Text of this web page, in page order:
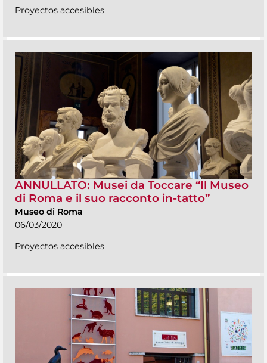
Proyectos accesibles
ANNULLATO: Musei da Toccare “Il Museo
di Roma e il suo racconto in-tatto”
Museo di Roma
06/03/2020
Proyectos accesibles